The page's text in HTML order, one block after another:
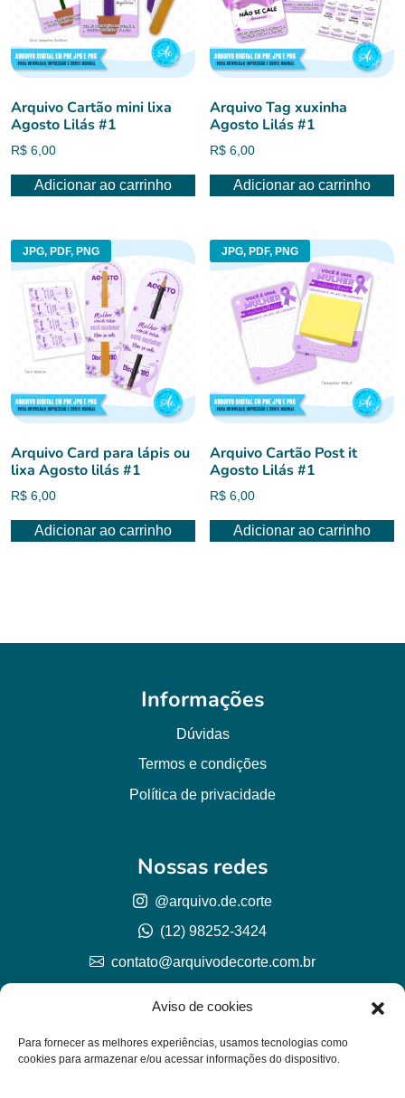
Aviso de cookies
Para fornecer as melhores experiências, usamos tecnologias como
cookies para armazenar e/ou acessar informações do dispositivo.
Arquivo Cartão mini lixa
Agosto Lilás #1
R$ 6,00
Adicionar ao carrinho
Arquivo Tag xuxinha
Agosto Lilás #1
R$ 6,00
Adicionar ao carrinho
JPG, PDF, PNG
Arquivo Card para lápis ou
lixa Agosto lilás #1
R$ 6,00
Adicionar ao carrinho
JPG, PDF, PNG
Arquivo Cartão Post it
Agosto Lilás #1
R$ 6,00
Adicionar ao carrinho
Informações
Dúvidas
Termos e condições
Política de privacidade
Nossas redes
@arquivo.de.corte
(12) 98252-3424
contato@arquivodecorte.com.br